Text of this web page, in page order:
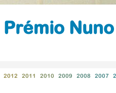
Nuno
2012 2011 2010 2009 2008 2007